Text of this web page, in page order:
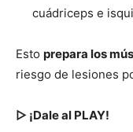
cuádriceps e
Esto prepara los
riesgo de lesiones
▷ ¡Dale al PLAY!